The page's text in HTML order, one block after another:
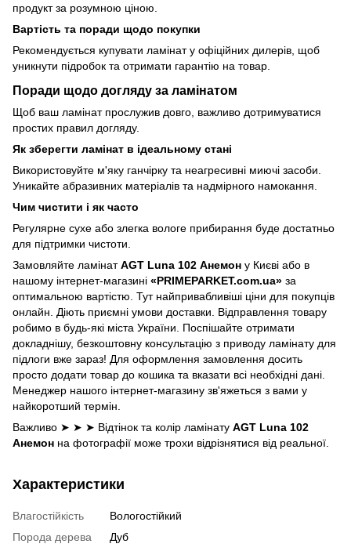
продукт за розумною ціною.
Вартість та поради щодо покупки
Рекомендується купувати ламінат у офіційних дилерів, щоб
уникнути підробок та отримати гарантію на товар.
Поради щодо догляду за ламінатом
Щоб ваш ламінат прослужив довго, важливо дотримуватися
простих правил догляду.
Як зберегти ламінат в ідеальному стані
Використовуйте м'яку ганчірку та неагресивні миючі засоби.
Уникайте абразивних матеріалів та надмірного намокання.
Чим чистити і як часто
Регулярне сухе або злегка вологе прибирання буде достатньо
для підтримки чистоти.
Замовляйте ламінатAGT Luna 102 Анемон у Києві або в
нашому інтернет-магазині «PRIMEPARKET.com.ua» за
оптимальною вартістю. Тут найпривабливіші ціни для покупців
онлайн. Діють приємні умови доставки. Відправлення товару
робимо в будь-які міста України. Поспішайте отримати
докладнішу, безкоштовну консультацію з приводу ламінату для
підлоги вже зараз! Для оформлення замовлення досить
просто додати товар до кошика та вказати всі необхідні дані.
Менеджер нашого інтернет-магазину зв'яжеться з вами у
найкоротший термін.
Важливо ➤ ➤ ➤ Відтінок та колір ламінату AGT Luna 102
Анемон на фотографії може трохи відрізнятися від реальної.
Характеристики
Влагостійкість
Вологостійкий
Порода дерева
Дуб